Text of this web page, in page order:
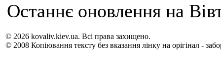
Останнє оновлення на
© 2026 kovaliv.kiev.ua. Всі права захищено.
© 2008 Копіювання тексту без вказання лінку на орігінал -